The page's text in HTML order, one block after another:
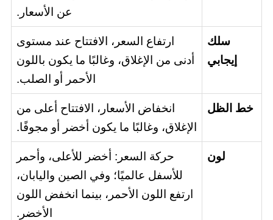
عن الأسعار.
سلك
إيجابي
ارتفاع السعر، الافتتاح عند مستوى
أدنى من الإغلاق، وغالبًا ما يكون باللون
الأحمر أو الصلب.
خط الظل
انخفاض الأسعار، الافتتاح أعلى من
الإغلاق، وغالبًا ما يكون أخضر أو ​​مجوفًا.
لون
حركة السعر: أخضر للأعلى، وأحمر
للأسفل عالميًا؛ وفي الصين واليابان،
ارتفع اللون الأحمر، بينما انخفض اللون
الأخضر.